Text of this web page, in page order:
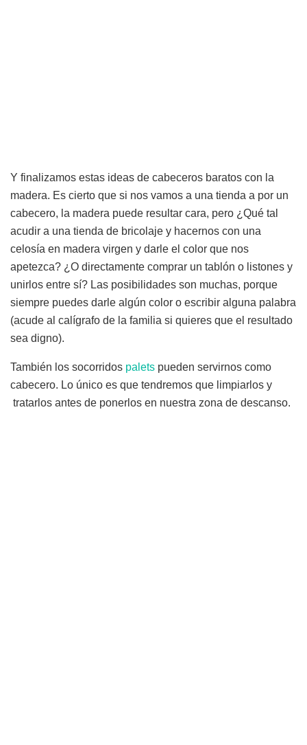
Y finalizamos estas ideas de cabeceros baratos con la
madera. Es cierto que si nos vamos a una tienda a por un
cabecero, la madera puede resultar cara, pero ¿Qué tal
acudir a una tienda de bricolaje y hacernos con una
celosía en madera virgen y darle el color que nos
apetezca? ¿O directamente comprar un tablón o listones y
unirlos entre sí? Las posibilidades son muchas, porque
siempre puedes darle algún color o escribir alguna palabra
(acude al calígrafo de la familia si quieres que el resultado
sea digno).
También los socorridos palets pueden servirnos como
cabecero. Lo único es que tendremos que limpiarlos y
tratarlos antes de ponerlos en nuestra zona de descanso.